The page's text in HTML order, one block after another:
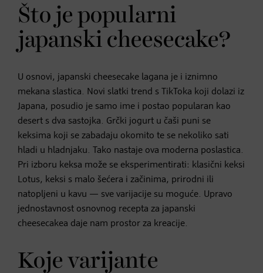
Što je popularni
japanski cheesecake?
U osnovi, japanski cheesecake lagana je i iznimno
mekana slastica. Novi slatki trend s TikToka koji dolazi iz
Japana, posudio je samo ime i postao popularan kao
desert s dva sastojka. Grčki jogurt u čaši puni se
keksima koji se zabadaju okomito te se nekoliko sati
hladi u hladnjaku. Tako nastaje ova moderna poslastica.
Pri izboru keksa može se eksperimentirati: klasični keksi
Lotus, keksi s malo šećera i začinima, prirodni ili
natopljeni u kavu — sve varijacije su moguće. Upravo
jednostavnost osnovnog recepta za japanski
cheesecakea daje nam prostor za kreacije.
Koje varijante